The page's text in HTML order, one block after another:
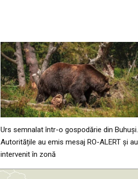
Urs semnalat într-o gospodărie din Buhuși.
Autoritățile au emis mesaj RO-ALERT și au
intervenit în zonă